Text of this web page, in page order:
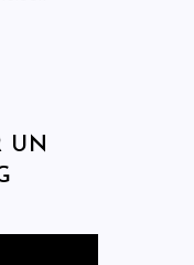
UN